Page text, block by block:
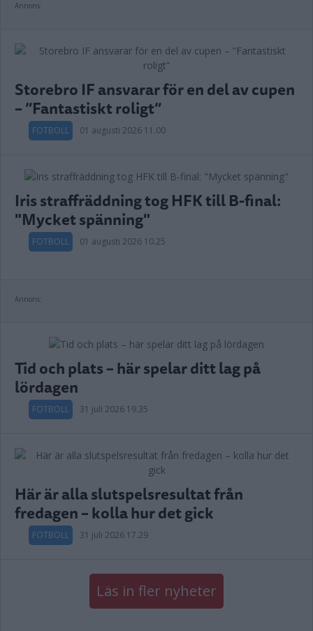
Annons:
Storebro IF ansvarar för en del av cupen
– ”Fantastiskt roligt”
FOTBOLL 01 augusti 2026 11.00
Iris straffräddning tog HFK till B-final:
"Mycket spänning"
FOTBOLL 01 augusti 2026 10.25
Annons:
Tid och plats – här spelar ditt lag på
lördagen
FOTBOLL 31 juli 2026 19.35
Här är alla slutspelsresultat från
fredagen – kolla hur det gick
FOTBOLL 31 juli 2026 17.29
Läs in fler nyheter